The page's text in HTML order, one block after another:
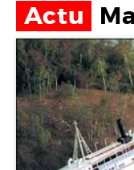
Actu